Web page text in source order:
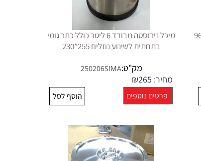
מיכל נירוסטה מבודד 6 ליטר כולל כתר גומי
בתחתית לשינוע נוזלים 255*230
מק"ט:250206SIMA
מחיר: ₪265
פרטים נוספים הוסף לסל